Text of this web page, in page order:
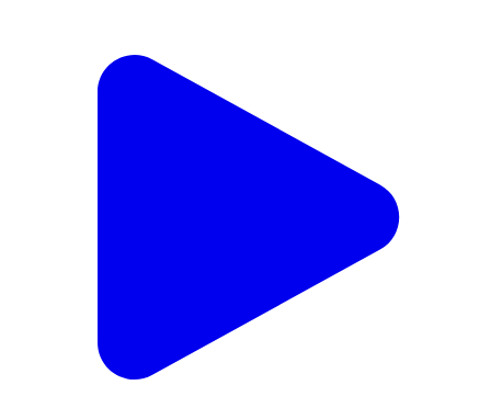
खतौली: मंसूरपुर क्षेत्र के बेगराजपुर इंडस्ट्रीज एरिया में प्रदूषण
फैलाने वाली चार फैक्ट्रियों को विभाग की टीम ने किया सील